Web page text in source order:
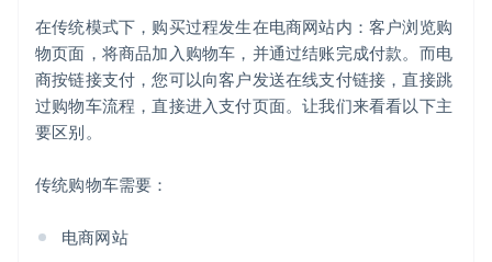
在传统模式下，购买过程发生在电商网站内：客户浏览购
物页面，将商品加入购物车，并通过结账完成付款。而电
商按链接支付，您可以向客户发送在线支付链接，直接跳
过购物车流程，直接进入支付页面。让我们来看看以下主
要区别。
传统购物车需要：
电商网站